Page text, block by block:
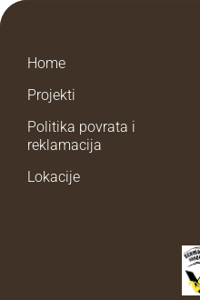
Home
Projekti
Politika povrata i
reklamacija
Lokacije